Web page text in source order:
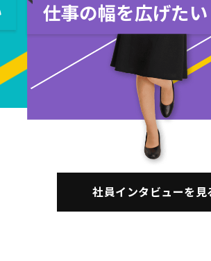
仕事の幅を広げたい
社員インタビューを見